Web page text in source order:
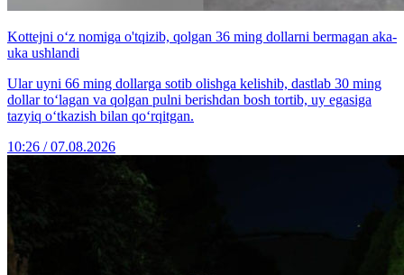
Kottejni o‘z nomiga o'tqizib, qolgan 36 ming dollarni bermagan aka-
uka ushlandi
Ular uyni 66 ming dollarga sotib olishga kelishib, dastlab 30 ming
dollar to‘lagan va qolgan pulni berishdan bosh tortib, uy egasiga
tazyiq o‘tkazish bilan qo‘rqitgan.
10:26 / 07.08.2026